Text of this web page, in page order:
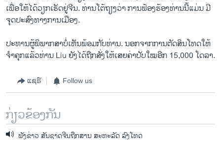
ເພື່ອໃຫ້​ໄດ້​ວຽກ​ເຮັດຢູ່​ຈີນ. ທ່ານໂຕ້​ຖຽງ​ວ່າ ການ​ຟ້ອງ​ຮ້ອງ​ທ່ານນີ້​ແມ່ນ ມີ​
ຈຸດປະສົງ​ທາງການ​ເມືອງ.
ປະທານ​ຜູ້​ພິພາກສາ​ບໍ່​ເຫັນ​ພ້ອມ​ກັບ​ທ່ານ. ​ນອກຈາກ​ການ​ຕັດສິນ​ໂທດ​ໃຫ້​
ຈຳ​ຄຸກ​ແລ້ວທ່ານ Liu ​ຍັງໄດ້​ຖືກ​ສັ່ງ​ໃຫ້​ເສຍ​ຄ່າ​ປັບ​ໃໝອີກ 15,000 ໂດ​ລາ​.
ແຊຣ໌ Follow us
ກ່ຽວຂ້ອງກັນ
ຟັງຂ່າວ ສັນຊາດຈີນຖືກສານ ສະຫະລັດ ລົງໂທດ